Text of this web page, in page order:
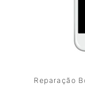
Reparação